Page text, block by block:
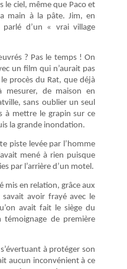
le ciel, même que Paco et
main à la pâte. Jim, en
parlé d’un « vrai village
? Pas le temps ! On
un film qui n’aurait pas
procès du Rat, que déjà
mesurer, de maison en
sans oublier un seul
à mettre le grapin sur ce
la grande inondation.
piste levée par l’homme
mené à rien puisque
par l’arrière d’un motel.
mis en relation, grâce aux
avoir frayé avec le
avait fait le siège du
de première
à protéger son
aucun inconvénient à ce